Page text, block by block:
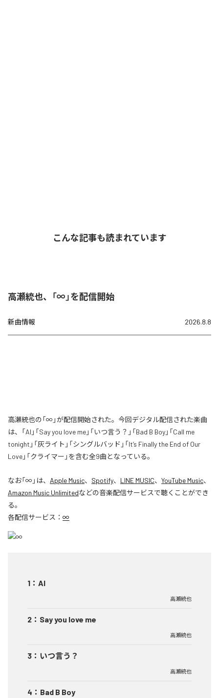
こんな記事も読まれています
高瀬統也、「∞」を配信開始
新曲情報 2026.8.8
高瀬統也の「∞」が配信開始された。今回デジタル配信された楽曲
は、「AI」「Say you love me」「いつ言う？」「Bad B Boy」「Call me
tonight」「灰ライト」「シングルバッド」「It’s Finally the End of Our
Love」「クライマー」を含む全9曲となっている。
なお「∞ 」は、 Apple Music、 Spotify、 LINE MUSIC、 YouTube Music、
Amazon Music Unlimitedなどの音楽配信サービスで聴くことができ
る。
各配信サービス： ∞
1 ： AI
高瀬統也
2 ： Say you love me
高瀬統也
3 ： いつ言う？
高瀬統也
4 ： Bad B Boy